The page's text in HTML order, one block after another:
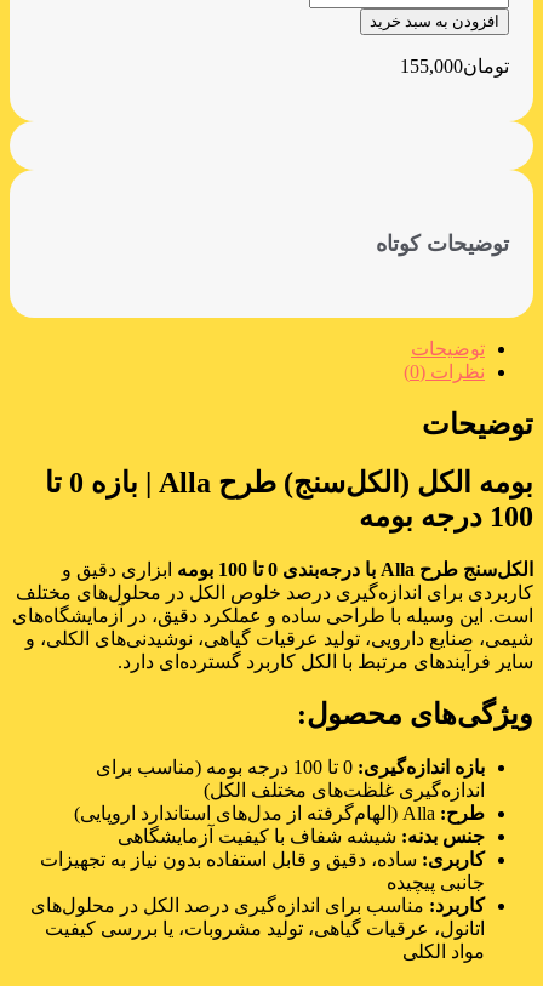
افزودن به سبد خرید
تومان155,000
توضیحات کوتاه
توضیحات
نظرات (0)
توضیحات
بومه الکل (الکل‌سنج) طرح Alla | بازه 0 تا
100 درجه بومه
الکل‌سنج طرح Alla با درجه‌بندی 0 تا 100 بومه
ابزاری دقیق و
کاربردی برای اندازه‌گیری درصد خلوص الکل در محلول‌های مختلف
است. این وسیله با طراحی ساده و عملکرد دقیق، در آزمایشگاه‌های
شیمی، صنایع دارویی، تولید عرقیات گیاهی، نوشیدنی‌های الکلی، و
سایر فرآیندهای مرتبط با الکل کاربرد گسترده‌ای دارد.
ویژگی‌های محصول:
بازه اندازه‌گیری:
0 تا 100 درجه بومه (مناسب برای
اندازه‌گیری غلظت‌های مختلف الکل)
طرح:
جنس بدنه: شیشه شفاف با کیفیت آزمایشگاهی
کاربری: ساده، دقیق و قابل استفاده بدون نیاز به تجهیزات
جانبی پیچیده
کاربرد: مناسب برای اندازه‌گیری درصد الکل در محلول‌های
اتانول، عرقیات گیاهی، تولید مشروبات، یا بررسی کیفیت
مواد الکلی